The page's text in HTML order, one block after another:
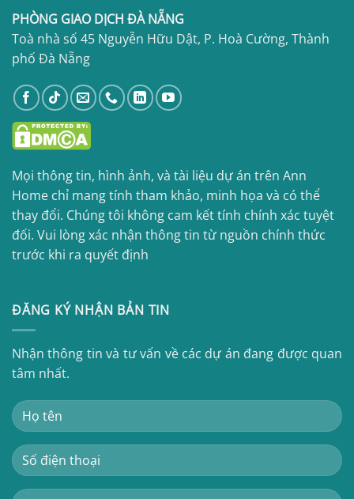
PHÒNG GIAO DỊCH ĐÀ NẴNG
Toà nhà số 45 Nguyễn Hữu Dật, P. Hoà Cường, Thành
phố Đà Nẵng
Mọi thông tin, hình ảnh, và tài liệu dự án trên Ann
Home chỉ mang tính tham khảo, minh họa và có thể
thay đổi. Chúng tôi không cam kết tính chính xác tuyệt
đối. Vui lòng xác nhận thông tin từ nguồn chính thức
trước khi ra quyết định
ĐĂNG KÝ NHẬN BẢN TIN
Nhận thông tin và tư vấn về các dự án đang được quan
tâm nhất.